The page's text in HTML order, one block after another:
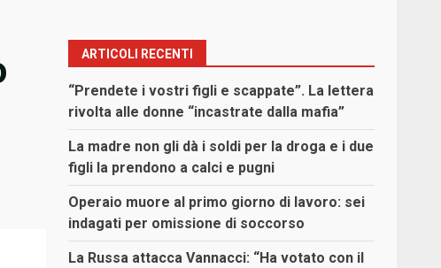
ARTICOLI RECENTI
“Prendete i vostri figli e scappate”. La lettera
rivolta alle donne “incastrate dalla mafia”
La madre non gli dà i soldi per la droga e i due
figli la prendono a calci e pugni
Operaio muore al primo giorno di lavoro: sei
indagati per omissione di soccorso
La Russa attacca Vannacci: “Ha votato con il